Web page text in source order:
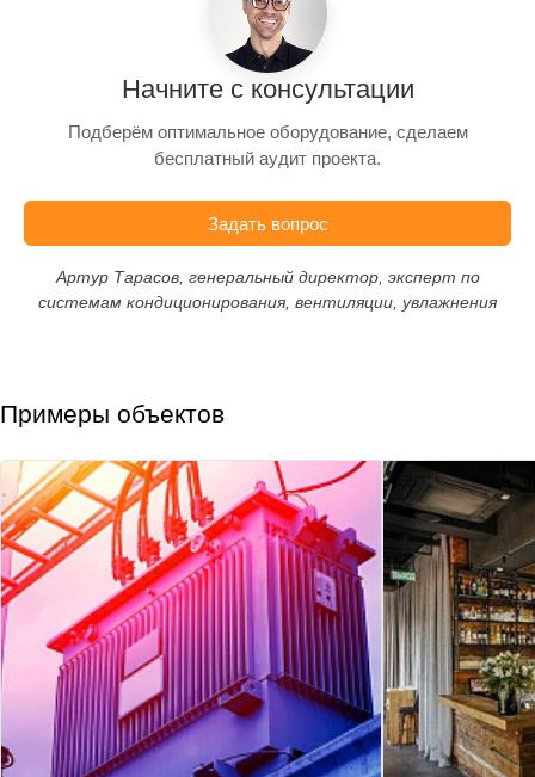
Начните с консультации
Подберём оптимальное оборудование, сделаем
бесплатный аудит проекта.
Задать вопрос
Артур Тарасов, генеральный директор, эксперт по
системам кондиционирования, вентиляции, увлажнения
Примеры объектов